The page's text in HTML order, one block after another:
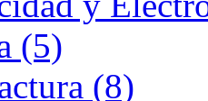
(5)
(8)